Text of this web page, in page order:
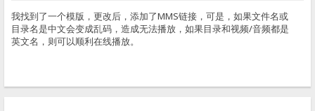
我找到了一个模版，更改后，添加了MMS链接，可是，如果文件名或
目录名是中文会变成乱码，造成无法播放，如果目录和视频/音频都是
英文名，则可以顺利在线播放。